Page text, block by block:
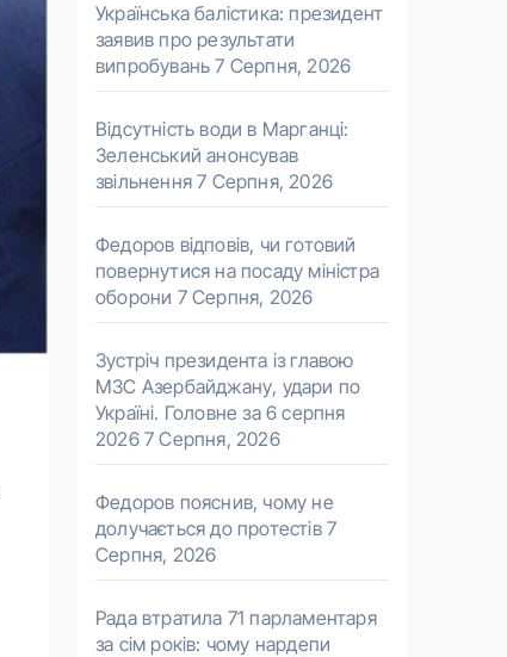
Українська балістика: президент
заявив про результати
випробувань 7 Серпня, 2026
Відсутність води в Марганці:
Зеленський анонсував
звільнення 7 Серпня, 2026
Федоров відповів, чи готовий
повернутися на посаду міністра
оборони 7 Серпня, 2026
Зустріч президента із главою
МЗС Азербайджану, удари по
Україні. Головне за 6 серпня
2026 7 Серпня, 2026
Федоров пояснив, чому не
долучається до протестів 7
Серпня, 2026
Рада втратила 71 парламентаря
за сім років: чому нардепи